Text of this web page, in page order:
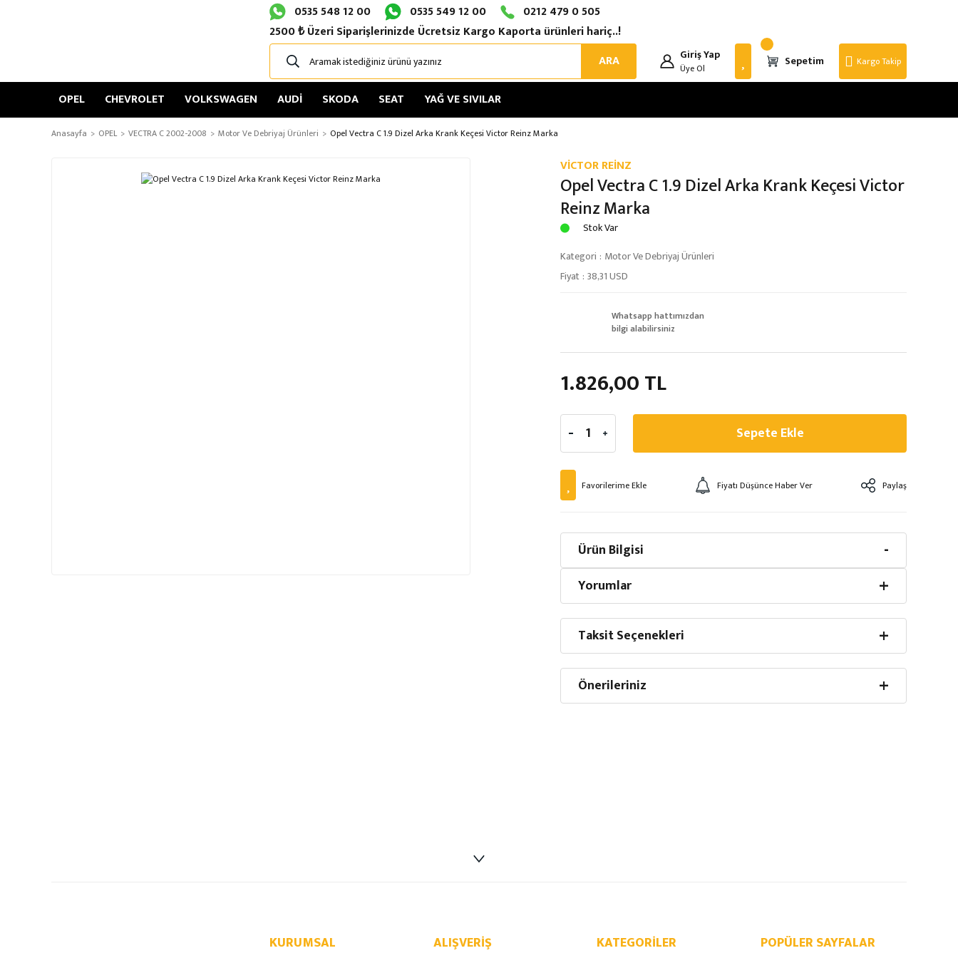
0535 548 12 00 0535 549 12 00
0212 479 0 505
2500 ₺ Üzeri Siparişlerinizde Ücretsiz Kargo Kaporta ürünleri hariç..!
ARA
Giriş Yap
Üye Ol Sepetim Kargo Takip
OPEL CHEVROLET VOLKSWAGEN AUDİ SKODA SEAT YAĞ VE SIVILAR
Anasayfa OPEL VECTRA C 2002-2008 Motor Ve Debriyaj Ürünleri Opel Vectra C 1.9 Dizel Arka Krank Keçesi Victor Reinz Marka
VİCTOR REİNZ
Opel Vectra C 1.9 Dizel Arka Krank Keçesi Victor
Reinz Marka
Stok Var
Kategori Motor Ve Debriyaj Ürünleri
Fiyat 38,31 USD
Whatsapp hattımızdan
bilgi alabilirsiniz
1.826,00 TL
Sepete Ekle
Fiyatı Düşünce Haber Ver Paylaş
Ürün Bilgisi
Yorumlar
Taksit Seçenekleri
Önerileriniz
KURUMSAL ALIŞVERIŞ KATEGORILER POPÜLER SAYFALAR